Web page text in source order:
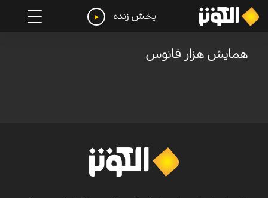
پخش زنده
همایش هزار فانوس